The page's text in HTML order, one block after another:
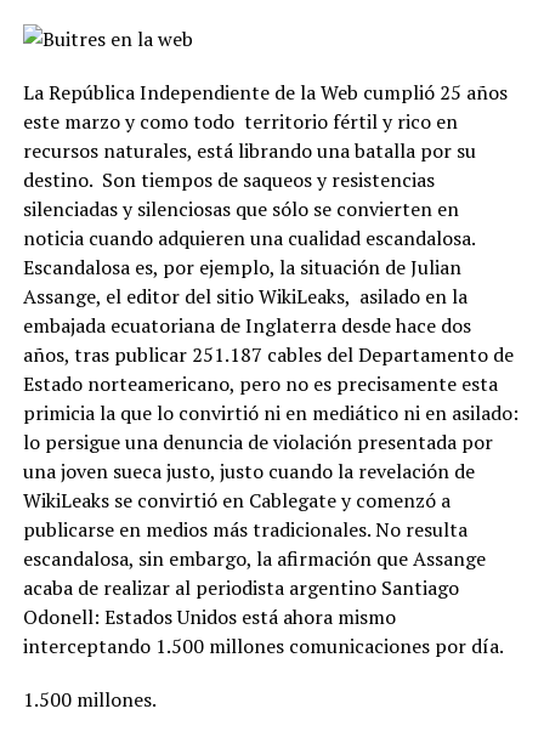
La República Independiente de la Web cumplió 25 años
este marzo y como todo territorio fértil y rico en
recursos naturales, está librando una batalla por su
destino. Son tiempos de saqueos y resistencias
silenciadas y silenciosas que sólo se convierten en
noticia cuando adquieren una cualidad escandalosa.
Escandalosa es, por ejemplo, la situación de Julian
Assange, el editor del sitio WikiLeaks, asilado en la
embajada ecuatoriana de Inglaterra desde hace dos
años, tras publicar 251.187 cables del Departamento de
Estado norteamericano, pero no es precisamente esta
primicia la que lo convirtió ni en mediático ni en asilado:
lo persigue una denuncia de violación presentada por
una joven sueca justo, justo cuando la revelación de
WikiLeaks se convirtió en Cablegate y comenzó a
publicarse en medios más tradicionales. No resulta
escandalosa, sin embargo, la afirmación que Assange
acaba de realizar al periodista argentino Santiago
Odonell: Estados Unidos está ahora mismo
interceptando 1.500 millones comunicaciones por día.
1.500 millones.